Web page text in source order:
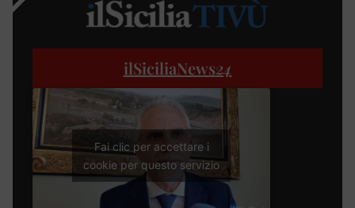
ilSiciliaNews24
Fai clic per accettare i
cookie per questo servizio